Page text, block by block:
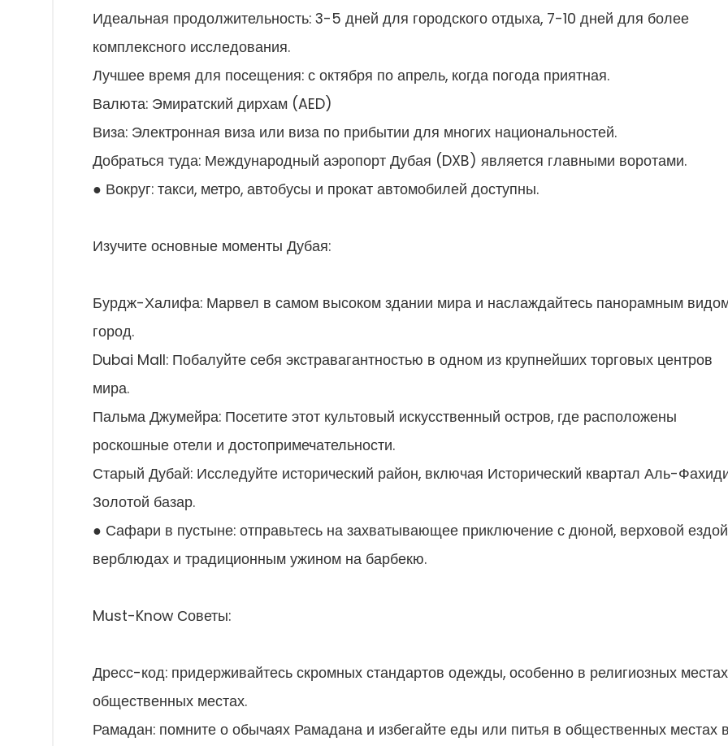
Идеальная продолжительность: 3-5 дней для городского отдыха, 7-10 дней для более
комплексного исследования.
Лучшее время для посещения: с октября по апрель, когда погода приятная.
Валюта: Эмиратский дирхам (AED)
Виза: Электронная виза или виза по прибытии для многих национальностей.
Добраться туда: Международный аэропорт Дубая (DXB) является главными воротами.
● Вокруг: такси, метро, автобусы и прокат автомобилей доступны.
Изучите основные моменты Дубая:
Бурдж-Халифа: Марвел в самом высоком здании мира и наслаждайтесь панорамным
город.
Dubai Mall: Побалуйте себя экстравагантностью в одном из крупнейших торговых центров
мира.
Пальма Джумейра: Посетите этот культовый искусственный остров, где расположены
роскошные отели и достопримечательности.
Старый Дубай: Исследуйте исторический район, включая Исторический квартал Аль-
Золотой базар.
● Сафари в пустыне: отправьтесь на захватывающее приключение с дюной, верховой
верблюдах и традиционным ужином на барбекю.
Must-Know Советы:
Дресс-код: придерживайтесь скромных стандартов одежды, особенно в религиозных
общественных местах.
Рамадан: помните о обычаях Рамадана и избегайте еды или питья в общественных местах в